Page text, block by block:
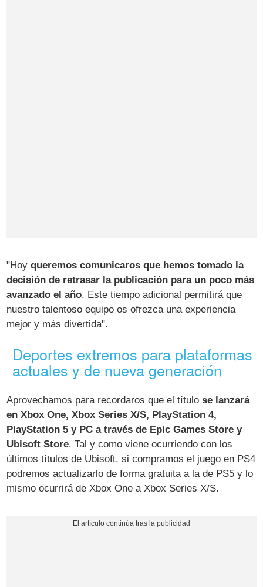
"Hoyqueremos comunicaros que hemos tomado la
decisión de retrasar la publicación para un poco más
avanzado el año. Este tiempo adicional permitirá que
nuestro talentoso equipo os ofrezca una experiencia
mejor y más divertida".
Deportes extremos para plataformas
actuales y de nueva generación
Aprovechamos para recordaros que el títulose lanzará
en Xbox One, Xbox Series X/S, PlayStation 4,
PlayStation 5 y PC a través de Epic Games Store y
Ubisoft Store. Tal y como viene ocurriendo con los
últimos títulos de Ubisoft, si compramos el juego en PS4
podremos actualizarlo de forma gratuita a la de PS5 y lo
mismo ocurrirá de Xbox One a Xbox Series X/S.